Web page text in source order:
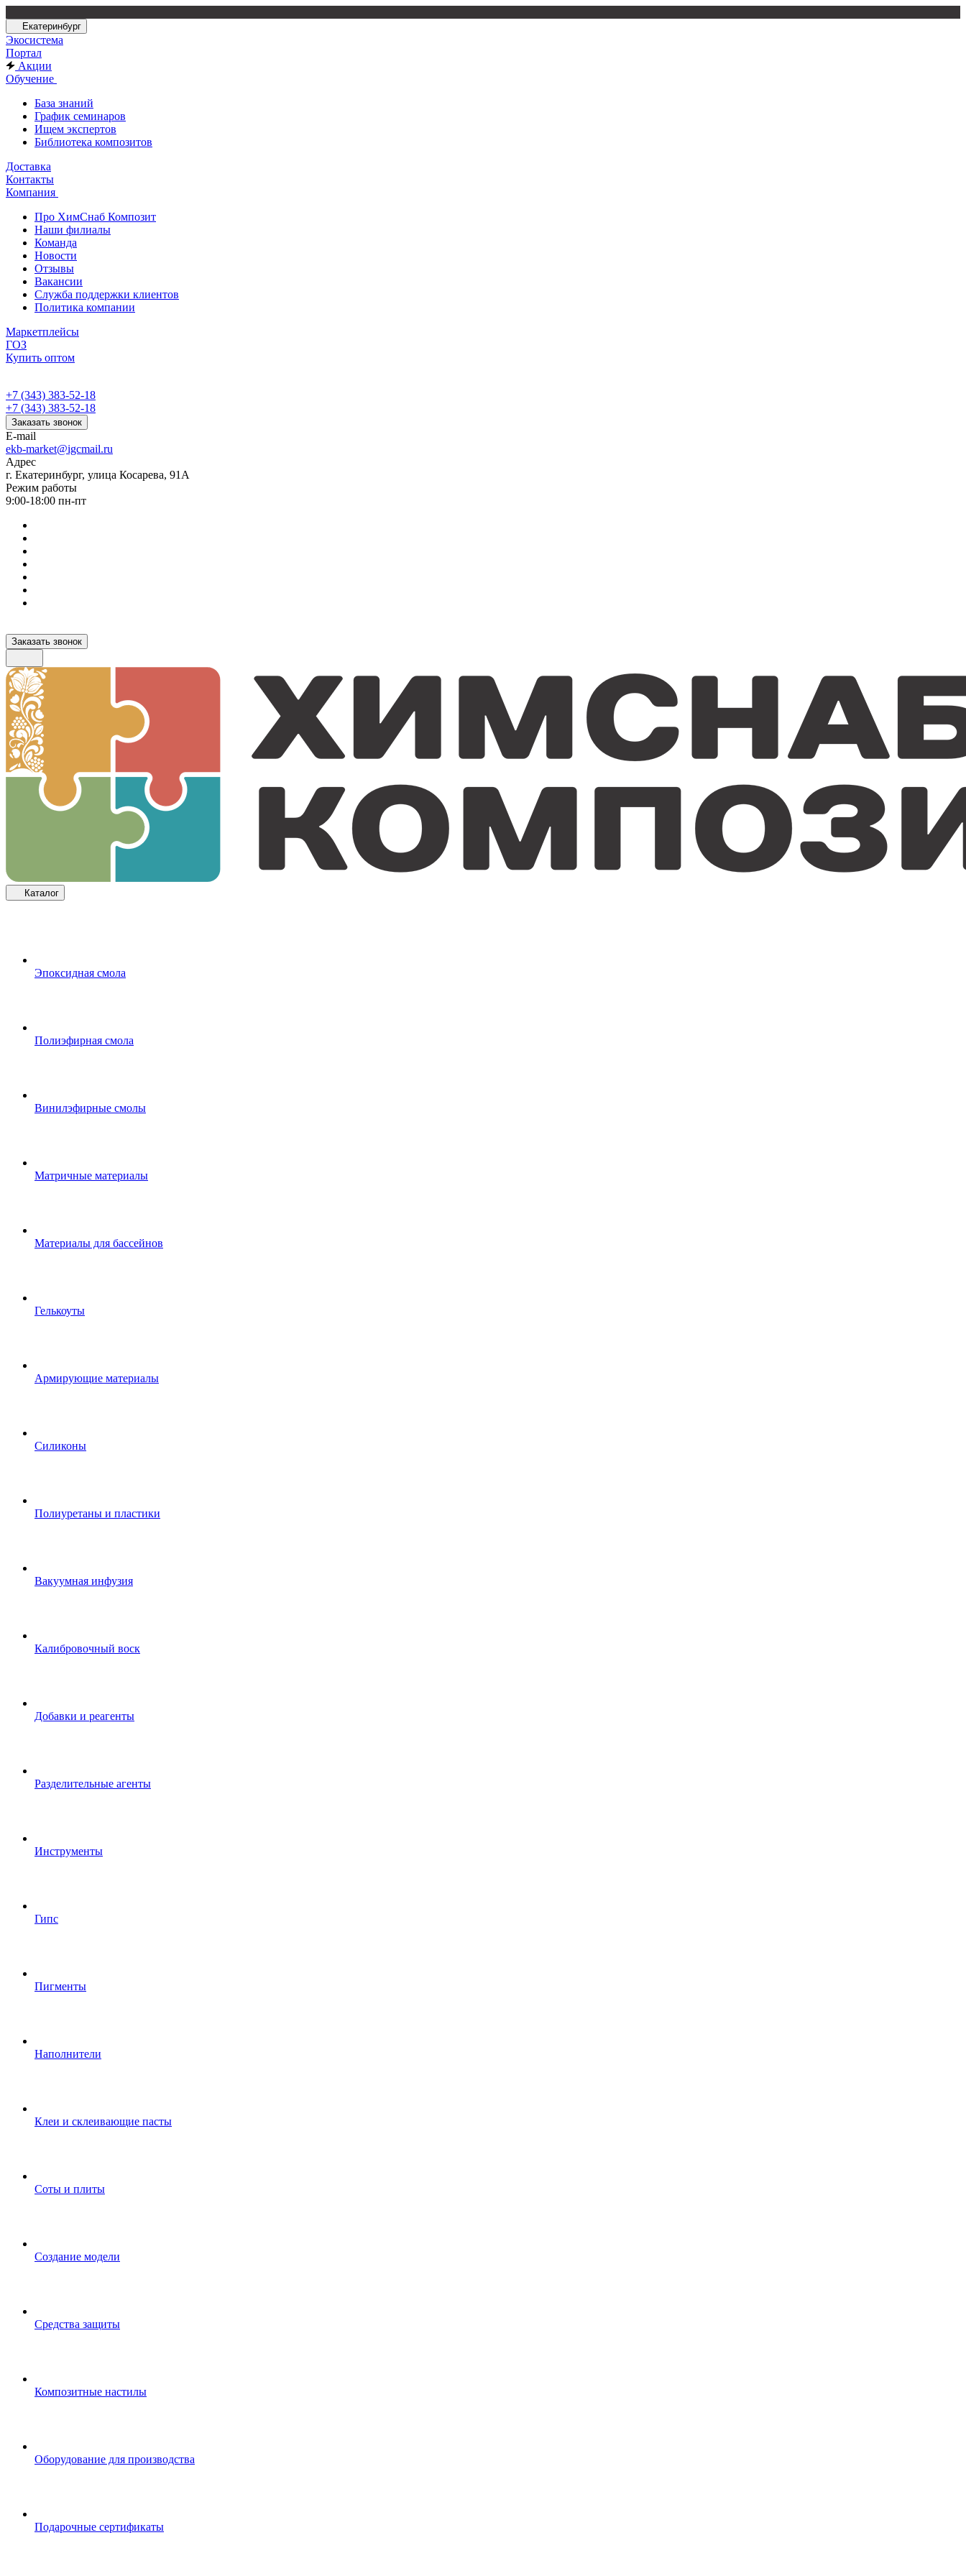
Екатеринбург
Экосистема
Портал
Акции
Обучение
База знаний
График семинаров
Ищем экспертов
Библиотека композитов
Доставка
Контакты
Компания
Про ХимСнаб Композит
Наши филиалы
Команда
Новости
Отзывы
Вакансии
Служба поддержки клиентов
Политика компании
Маркетплейсы
ГОЗ
Купить оптом
+7 (343) 383-52-18
+7 (343) 383-52-18
Заказать звонок
E-mail
ekb-market@igcmail.ru
Адрес
г. Екатеринбург, улица Косарева, 91А
Режим работы
9:00-18:00 пн-пт
Заказать звонок
Каталог
Эпоксидная смола
Полиэфирная смола
Винилэфирные смолы
Матричные материалы
Материалы для бассейнов
Гелькоуты
Армирующие материалы
Силиконы
Полиуретаны и пластики
Вакуумная инфузия
Калибровочный воск
Добавки и реагенты
Разделительные агенты
Инструменты
Гипс
Пигменты
Наполнители
Клеи и склеивающие пасты
Соты и плиты
Создание модели
Средства защиты
Композитные настилы
Оборудование для производства
Подарочные сертификаты